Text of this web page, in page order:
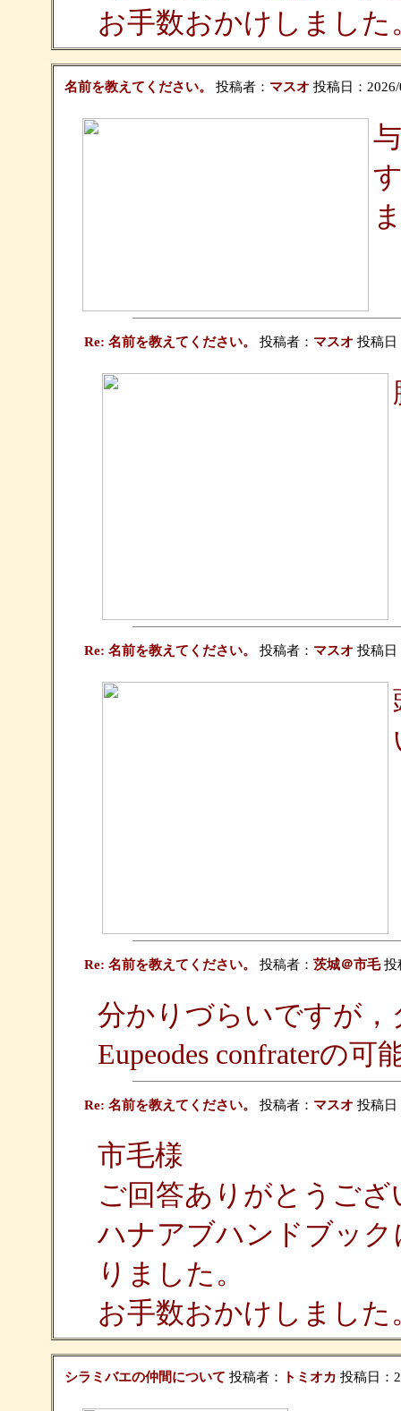
お手数おかけしました
名前を教えてください。 投稿者： マスオ 投稿日：
Re: 名前を教えてください。 投稿者： マスオ 投稿日
Re: 名前を教えてください。 投稿者： マスオ 投稿日
Re: 名前を教えてください。 投稿者： 茨城＠市毛投
分かりづらいですが
Eupeodes confraterの
Re: 名前を教えてください。 投稿者： マスオ 投稿日
市毛様
ご回答ありがとうござ
ハナアブハンドブッ
りました。
お手数おかけしました
シラミバエの仲間について 投稿者： トミオカ 投稿日：